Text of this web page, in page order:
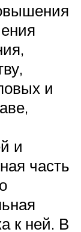
и
и
часть
к ней. В